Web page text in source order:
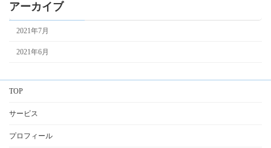
アーカイブ
2021年7月
2021年6月
TOP
サービス
プロフィール